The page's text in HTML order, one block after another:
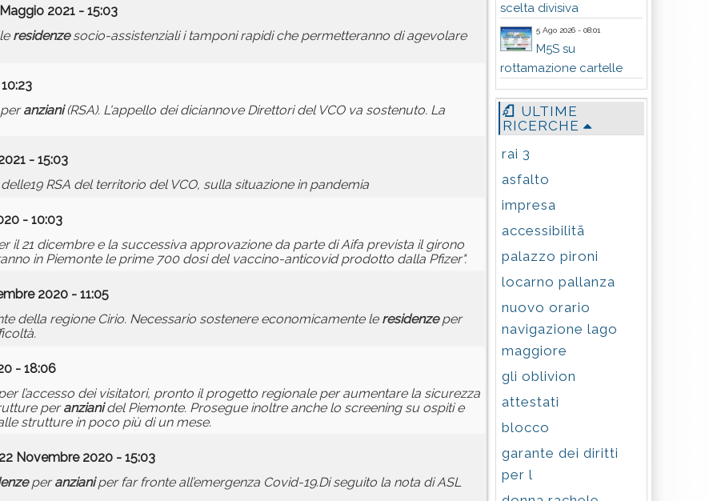
2021 - 15:03
residenzesocio-assistenziali i tamponi rapidi che permetteranno di agevolare
anziani(RSA). L'appello dei diciannove Direttori del VCO va sostenuto. La
- 15:03
RSA del territorio del VCO, sulla situazione in pandemia
- 10:03
il 21 dicembre e la successiva approvazione da parte di Aifa prevista il girono
in Piemonte le prime 700 dosi del vaccino-anticovid prodotto dalla Pfizer".
2020 - 11:05
della regione Cirio. Necessario sostenere economicamente le residenzeper
- 18:06
l’accesso dei visitatori, pronto il progetto regionale per aumentare la sicurezza
peranzianidel Piemonte. Prosegue inoltre anche lo screening su ospiti e
strutture in poco più di un mese.
Novembre 2020 - 15:03
peranzianiper far fronte all’emergenza Covid-19.Di seguito la nota di ASL
scelta divisiva
5 Ago 2026 - 08:01
M5S su
rottamazione cartelle
ULTIME
RICERCHE
rai 3
asfalto
impresa
accessibilitã
palazzo pironi
locarno pallanza
nuovo orario
navigazione lago
maggiore
gli oblivion
attestati
blocco
garante dei diritti
per l